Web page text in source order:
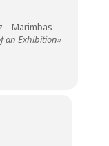
– Marimbas
an Exhibition»